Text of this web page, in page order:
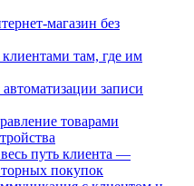
магазин без
там, где им
записи
товарами
путь клиента —
покупок